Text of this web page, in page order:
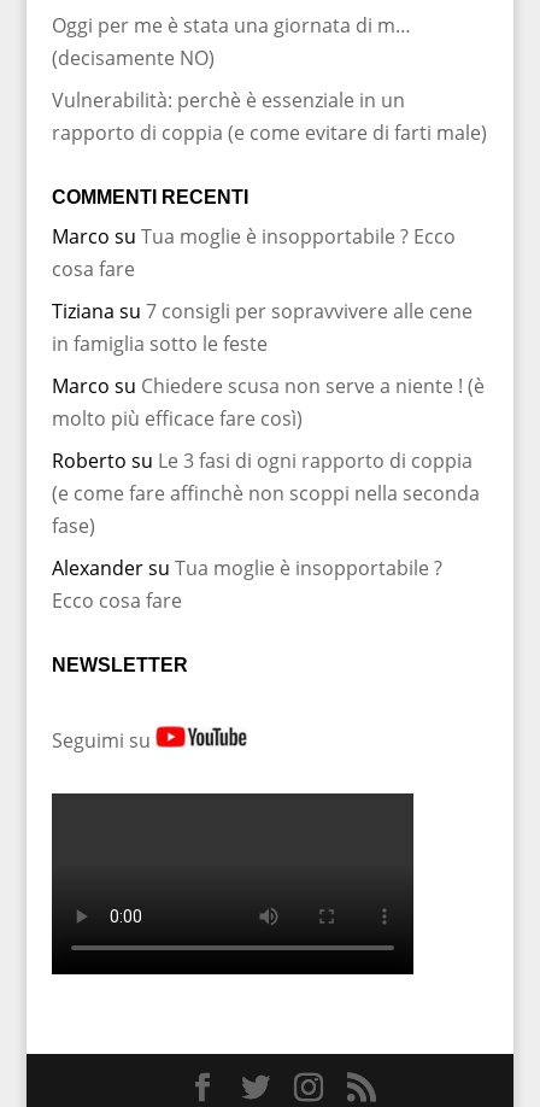
Oggi per me è stata una giornata di m…
(decisamente NO)
Vulnerabilità: perchè è essenziale in un
rapporto di coppia (e come evitare di farti male)
COMMENTI RECENTI
Marco su Tua moglie è insopportabile ? Ecco
cosa fare
Tiziana su 7 consigli per sopravvivere alle cene
in famiglia sotto le feste
Marco su Chiedere scusa non serve a niente ! (è
molto più efficace fare così)
Roberto su Le 3 fasi di ogni rapporto di coppia
(e come fare affinchè non scoppi nella seconda
fase)
Alexandersu Tua moglie è insopportabile ?
Ecco cosa fare
NEWSLETTER
Seguimi su